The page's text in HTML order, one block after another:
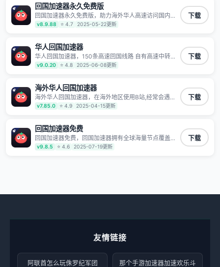
艺、哔哩哔哩和优酷视频,在国外也能畅快追剧!
回国加速器永久免费版
回国加速器永久免费版，助力海外华人高速访问国内网
络，快速开启国内各直播平台,解决国内视频、音乐卡顿
问题；更能加速海量国服游戏，超低延迟稳定不掉线,畅
v8.9.88 ⭐ 4.7 2025-05-22更新
下载
华人回国加速器
华人回国加速器，150条高速回国线路 自有高速中转节
点 无需注册 一键连接 提供高速线路 应用内直达视频音
乐app,快人一步 应用模式 App互不干扰 不间断的隐私保
止第三方对数据进行窃取和监听
v9.0.20 ⭐ 4.8 2025-06-08更新
下载
海外华人回国加速器
海外华人回国加速器，在海外地区使用B站,经常会遇到B
站地区版权限制/网络IP屏蔽,缓冲卡顿等问题,使用我们
的哔哩哔哩专用回国VPN,可加速解决各类网络问题,一键
服7*24小时服务。
v7.85.0 ⭐ 4.9 2025-04-15更新
下载
回国加速器免费
回国加速器免费，回国加速器拥有全球海量节点覆盖，
运营商专线不卡顿超稳定，专为海外华人和留学生打
造，帮助海外华人免除地域限制，随时高速稳定低延迟
v9.8.5 ⭐ 4.6 2025-07-19更新
下载
友情链接
阿联酋怎么玩侏罗纪军团
那个手游加速器加速欢乐斗